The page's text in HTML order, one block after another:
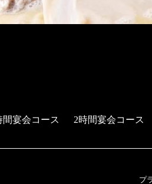
間宴会コース 2時間宴会コース
プ